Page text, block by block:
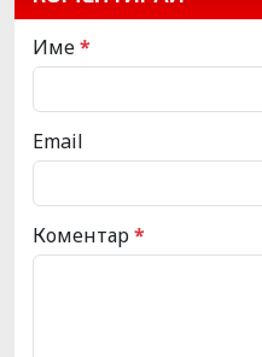
Име*
Email
Коментар*